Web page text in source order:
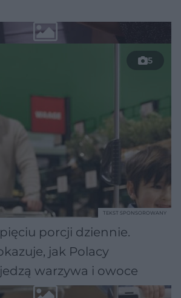
5
porcji dziennie.
jak Polacy
warzywa i owoce
TEKST SPONSOROWANY